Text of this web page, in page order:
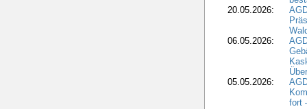
20.05.2026:
06.05.2026:
05.05.2026:
fort